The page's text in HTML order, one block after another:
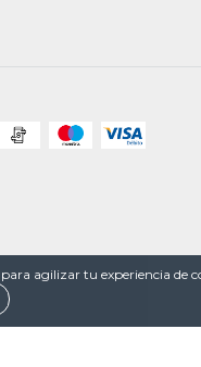
para agilizar tu experiencia de